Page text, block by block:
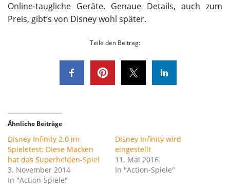
Online-taugliche Geräte. Genaue Details, auch zum
Preis, gibt‘s von Disney wohl später.
Teile den Beitrag:
Ähnliche Beiträge
Disney Infinity 2.0 im
Spieletest: Diese Macken
hat das Superhelden-Spiel
3. November 2014
In "Action-Spiele"
Disney Infinity wird
eingestellt
11. Mai 2016
In "Action-Spiele"